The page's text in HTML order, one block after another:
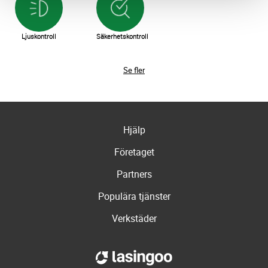
Ljuskontroll Säkerhetskontroll
Se fler
Hjälp
Företaget
Partners
Populära tjänster
Verkstäder